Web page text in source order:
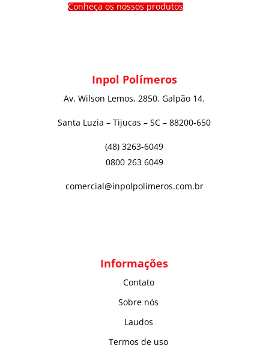
Conheça os nossos produtos
Inpol Polímeros
Av. Wilson Lemos, 2850. Galpão 14.
Santa Luzia – Tijucas – SC – 88200-650
(48) 3263-6049
0800 263 6049
comercial@inpolpolimeros.com.br
Informações
Contato
Sobre nós
Laudos
Termos de uso